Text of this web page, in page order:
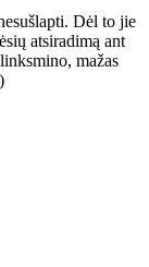
Dėl to jie
atsiradimą ant
mažas